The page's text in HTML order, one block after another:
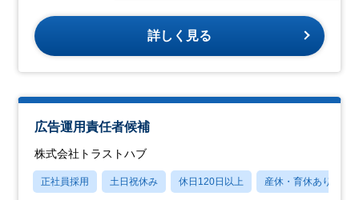
詳しく見る
広告運用責任者候補
株式会社トラストハブ
正社員採用 土日祝休み 休日120日以上 産休・育休あり